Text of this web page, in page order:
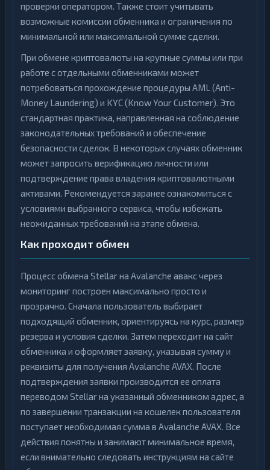
проверки оператором. Также стоит учитывать
возможные комиссии обменника и ограничения по
минимальной или максимальной сумме сделки.
При обмене криптовалюты на крупные суммы или при
работе с отдельными обменниками может
потребоваться прохождение процедуры AML (Anti-
Money Laundering) и KYC (Know Your Customer). Это
стандартная практика, направленная на соблюдение
законодательных требований и обеспечение
безопасности сделок. В некоторых случаях обменник
может запросить верификацию личности или
подтверждение права владения криптовалютными
активами. Рекомендуется заранее ознакомиться с
условиями выбранного сервиса, чтобы избежать
неожиданных требований на этапе обмена.
Как проходит обмен
Процесс обмена Stellar на Avalanche авакс через
мониторинг построен максимально просто и
прозрачно. Сначала пользователь выбирает
подходящий обменник, ориентируясь на курс, размер
резерва и условия сделки. Затем переходит на сайт
обменника и оформляет заявку, указывая сумму и
реквизиты для получения Avalanche AVAX. После
подтверждения заявки производится ее оплата
переводом Stellar на указанный обменником адрес, а
по завершении транзакции на кошелек пользователя
поступает необходимая сумма в Avalanche AVAX. Все
действия понятны и занимают минимальное время,
если внимательно следовать инструкциям на сайте